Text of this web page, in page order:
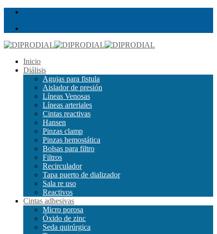
Inicio
Diálisis
Agujas para fistula
Aislador de presión
Líneas Venosas
Líneas arteriales
Cintas reactivas
Hansen
Pinzas clamp
Pinzas hemostática
Bolsas para filtro
Filtros
Recirculador
Tapa puerto de dializador
Sala re uso
Reactivos
Cintas adhesivas
Micro porosa
Óxido de zinc
Seda quirúrgica